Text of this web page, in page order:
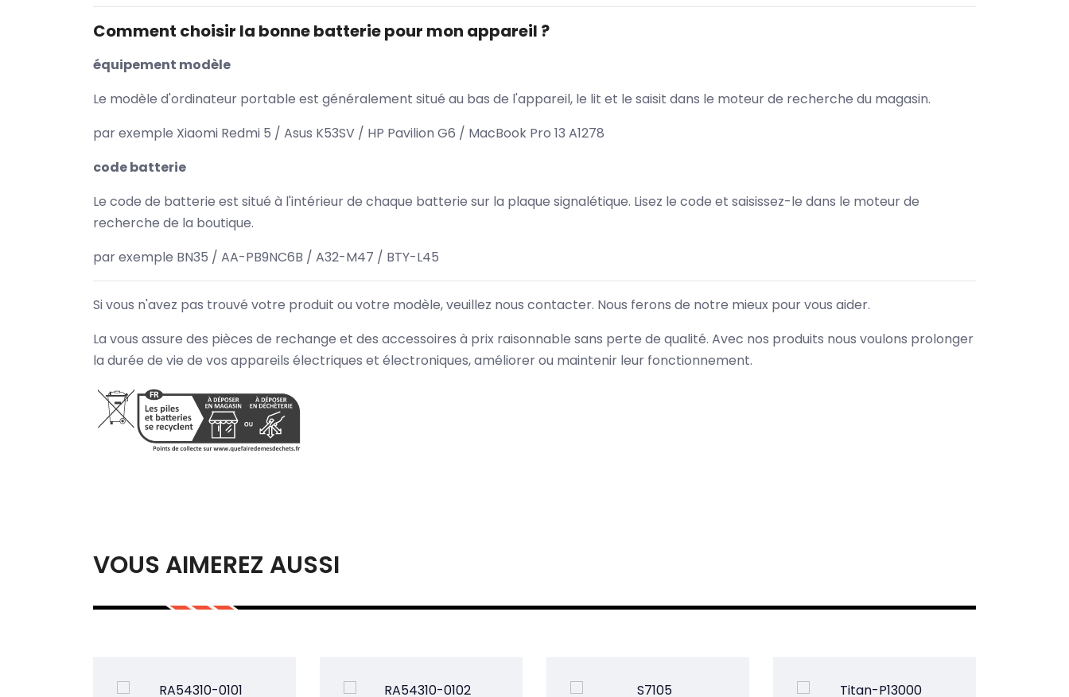
Comment choisir la bonne batterie pour mon appareil ?
équipement modèle
Le modèle d'ordinateur portable est généralement situé au bas de l'appareil, le lit et le saisit dans le moteur de recherche du magasin.
par exemple Xiaomi Redmi 5 / Asus K53SV / HP Pavilion G6 / MacBook Pro 13 A1278
code batterie
Le code de batterie est situé à l'intérieur de chaque batterie sur la plaque signalétique. Lisez le code et saisissez-le dans le moteur de
recherche de la boutique.
par exemple BN35 / AA-PB9NC6B / A32-M47 / BTY-L45
Si vous n'avez pas trouvé votre produit ou votre modèle, veuillez nous contacter. Nous ferons de notre mieux pour vous aider.
La vous assure des pièces de rechange et des accessoires à prix raisonnable sans perte de qualité. Avec nos produits nous voulons prolonger
la durée de vie de vos appareils électriques et électroniques, améliorer ou maintenir leur fonctionnement.
VOUS AIMEREZ AUSSI